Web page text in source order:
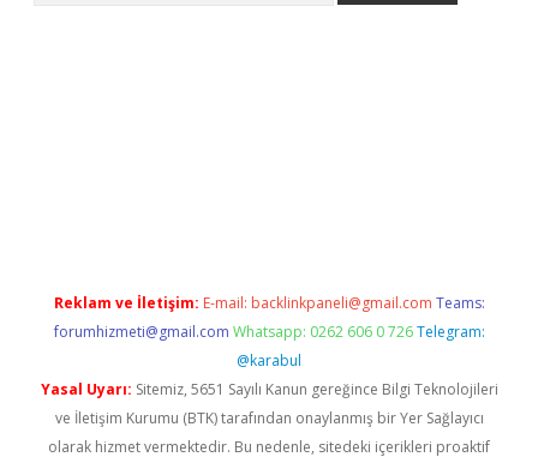
Reklam ve İletişim: E-mail: backlinkpaneli@gmail.com Teams:
forumhizmeti@gmail.com Whatsapp: 0262 606 0 726 Telegram:
@karabul
Yasal Uyarı: Sitemiz, 5651 Sayılı Kanun gereğince Bilgi Teknolojileri
ve İletişim Kurumu (BTK) tarafından onaylanmış bir Yer Sağlayıcı
olarak hizmet vermektedir. Bu nedenle, sitedeki içerikleri proaktif